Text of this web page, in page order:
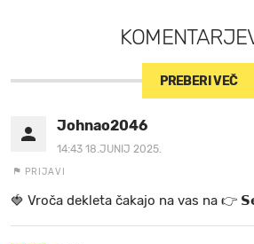
PREBERI VEČ
Johnao2046
14:43 18.JUNIJ 2025.
PRIJAVI
🍓 V r o č a d e k l e t a ča k a jo na va s n a 👉